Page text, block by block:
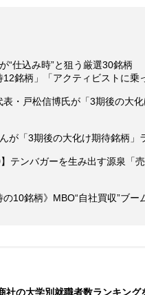
“仕込み時”と狙う厳選30銘柄
12銘柄」「アクティビストに
・戸松信博氏が「3期後の大
が「3期後の大化け期待銘柄」
テンバガーを生み出す源泉「
の10銘柄》MBO“自社買収”ブ
社の大学別就職者数ランキン